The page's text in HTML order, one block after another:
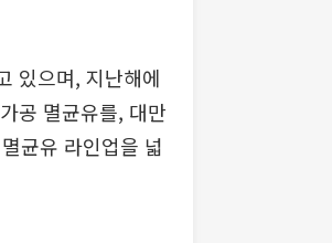
있으며, 지난해에
공 멸균유를, 대만
균유 라인업을 넓